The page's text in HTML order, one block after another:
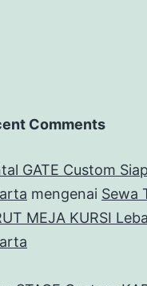
Comments
GATE Custom
mengenai Sewa
MEJA KURSI